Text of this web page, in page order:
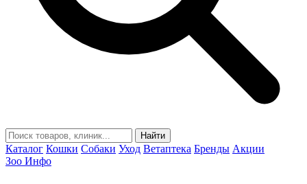
Найти
Каталог Кошки Собаки Уход Ветаптека Бренды Акции
Зоо Инфо